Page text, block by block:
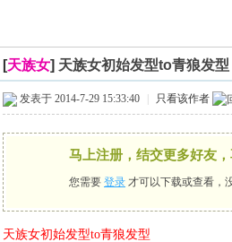
›
[天族女] 天族女初始发型to青狼发型
发表于 2014-7-29 15:33:40 只看该作者
马上注册，结交更多好友
您需要 登录 才可以下载或查看，
天族女初始发型to青狼发型